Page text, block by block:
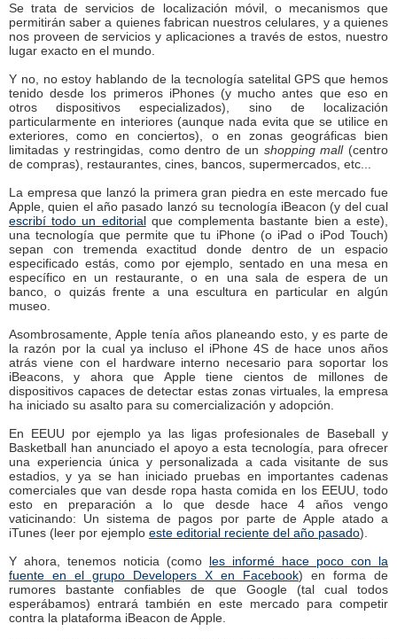
Se trata de servicios de localización móvil, o mecanismos que
permitirán saber a quienes fabrican nuestros celulares, y a quienes
nos proveen de servicios y aplicaciones a través de estos, nuestro
lugar exacto en el mundo.
Y no, no estoy hablando de la tecnología satelital GPS que hemos
tenido desde los primeros iPhones (y mucho antes que eso en
otros dispositivos especializados), sino de localización
particularmente en interiores (aunque nada evita que se utilice en
exteriores, como en conciertos), o en zonas geográficas bien
limitadas y restringidas, como dentro de un shopping mall(centro
de compras), restaurantes, cines, bancos, supermercados, etc...
La empresa que lanzó la primera gran piedra en este mercado fue
Apple, quien el año pasado lanzó su tecnología iBeacon (y del cual
escribí todo un editorialque complementa bastante bien a este),
una tecnología que permite que tu iPhone (o iPad o iPod Touch)
sepan con tremenda exactitud donde dentro de un espacio
especificado estás, como por ejemplo, sentado en una mesa en
específico en un restaurante, o en una sala de espera de un
banco, o quizás frente a una escultura en particular en algún
museo.
Asombrosamente, Apple tenía años planeando esto, y es parte de
la razón por la cual ya incluso el iPhone 4S de hace unos años
atrás viene con el hardware interno necesario para soportar los
iBeacons, y ahora que Apple tiene cientos de millones de
dispositivos capaces de detectar estas zonas virtuales, la empresa
ha iniciado su asalto para su comercialización y adopción.
En EEUU por ejemplo ya las ligas profesionales de Baseball y
Basketball han anunciado el apoyo a esta tecnología, para ofrecer
una experiencia única y personalizada a cada visitante de sus
estadios, y ya se han iniciado pruebas en importantes cadenas
comerciales que van desde ropa hasta comida en los EEUU, todo
esto en preparación a lo que desde hace 4 años vengo
vaticinando: Un sistema de pagos por parte de Apple atado a
iTunes (leer por ejemplo este editorial reciente del año pasado).
Y ahora, tenemos noticia (como les informé hace poco con la
fuente en el grupo Developers X en Facebook) en forma de
rumores bastante confiables de que Google (tal cual todos
esperábamos) entrará también en este mercado para competir
contra la plataforma iBeacon de Apple.